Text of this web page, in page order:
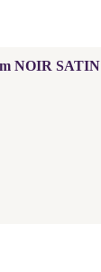
NOIR SATIN